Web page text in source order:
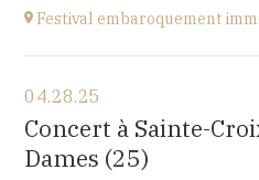
Festival embaroquement
Le Nord (59)
at14H30
Go to site
04.28.25
Concert à Sainte-
Dames (25)